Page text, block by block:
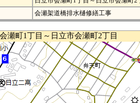
会瀬架道橋排水樋修繕工事
瀬町1丁目～日立市会瀬町2丁目